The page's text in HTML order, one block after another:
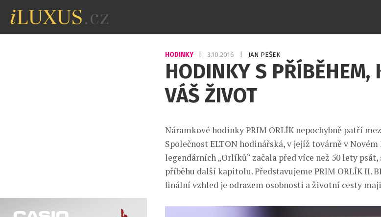
HODINKY 3.10.2016 JAN PEŠEK
HODINKY S PŘÍBĚHEM,
VÁŠ ŽIVOT
Náramkové hodinky PRIM ORLÍK nepochybně patří
Společnost ELTON hodinářská, v jejíž továrně v Novém
legendárních „Orlíků“ začala před více než 50 lety
příběhu další kapitolu. Představujeme PRIM ORLÍK II.
finální vzhled je odrazem osobnosti a životní cesty